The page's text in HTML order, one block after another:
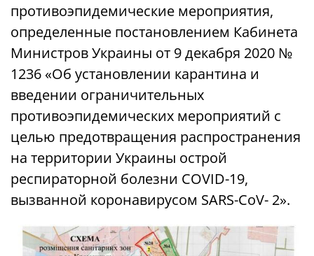
противоэпидемические мероприятия,
определенные постановлением Кабинета
Министров Украины от 9 декабря 2020 №
1236 «Об установлении карантина и
введении ограничительных
противоэпидемических мероприятий с
целью предотвращения распространения
на территории Украины острой
респираторной болезни COVID-19,
вызванной коронавирусом SARS-CoV- 2».